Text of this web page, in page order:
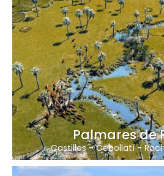
Palmares de
Castillos-Cebollatí-